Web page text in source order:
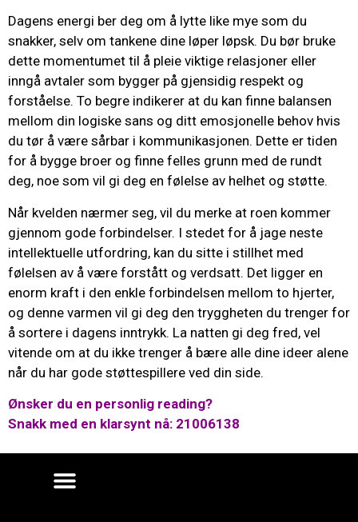
Dagens energi ber deg om å lytte like mye som du
snakker, selv om tankene dine løper løpsk. Du bør bruke
dette momentumet til å pleie viktige relasjoner eller
inngå avtaler som bygger på gjensidig respekt og
forståelse. To begre indikerer at du kan finne balansen
mellom din logiske sans og ditt emosjonelle behov hvis
du tør å være sårbar i kommunikasjonen. Dette er tiden
for å bygge broer og finne felles grunn med de rundt
deg, noe som vil gi deg en følelse av helhet og støtte.
Når kvelden nærmer seg, vil du merke at roen kommer
gjennom gode forbindelser. I stedet for å jage neste
intellektuelle utfordring, kan du sitte i stillhet med
følelsen av å være forstått og verdsatt. Det ligger en
enorm kraft i den enkle forbindelsen mellom to hjerter,
og denne varmen vil gi deg den tryggheten du trenger for
å sortere i dagens inntrykk. La natten gi deg fred, vel
vitende om at du ikke trenger å bære alle dine ideer alene
når du har gode støttespillere ved din side.
Ønsker du en personlig reading?
Snakk med en klarsynt nå: 21006138